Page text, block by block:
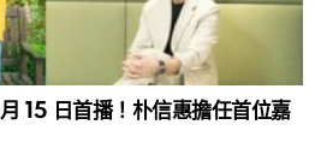
15 日首播！朴信惠擔任首位嘉